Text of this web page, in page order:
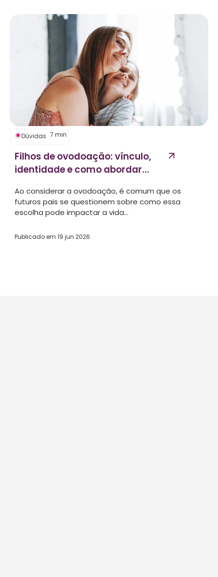
Dúvidas 7 min
Filhos de ovodoação: vínculo,
identidade e como abordar...
Ao considerar a ovodoação, é comum que os
futuros pais se questionem sobre como essa
escolha pode impactar a vida...
Publicado em 19 jun 2026